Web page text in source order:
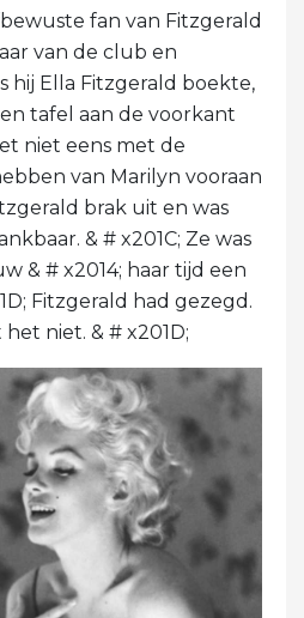
fan van Fitzgerald
van de club en
hij Ella Fitzgerald boekte,
tafel aan de voorkant
niet eens met de
van Marilyn vooraan
brak uit en was
& # x201C; Ze was
& # x2014; haar tijd een
Fitzgerald had gezegd.
het niet. & # x201D;